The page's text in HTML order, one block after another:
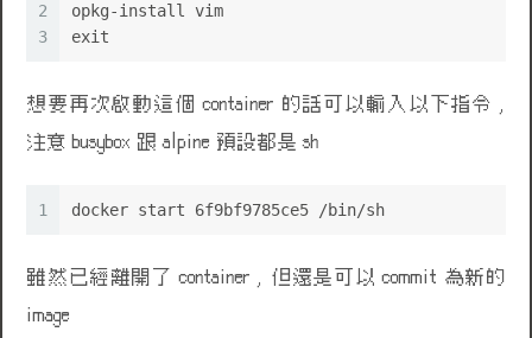
2
3
opkg-install vim
exit
想要再次啟動這個 container 的話可以輸入以下指令 ,
注意 busybox 跟 alpine 預設都是 sh
1 docker start 6f9bf9785ce5 /bin/sh
雖然已經離開了 container , 但還是可以 commit 為新的
image